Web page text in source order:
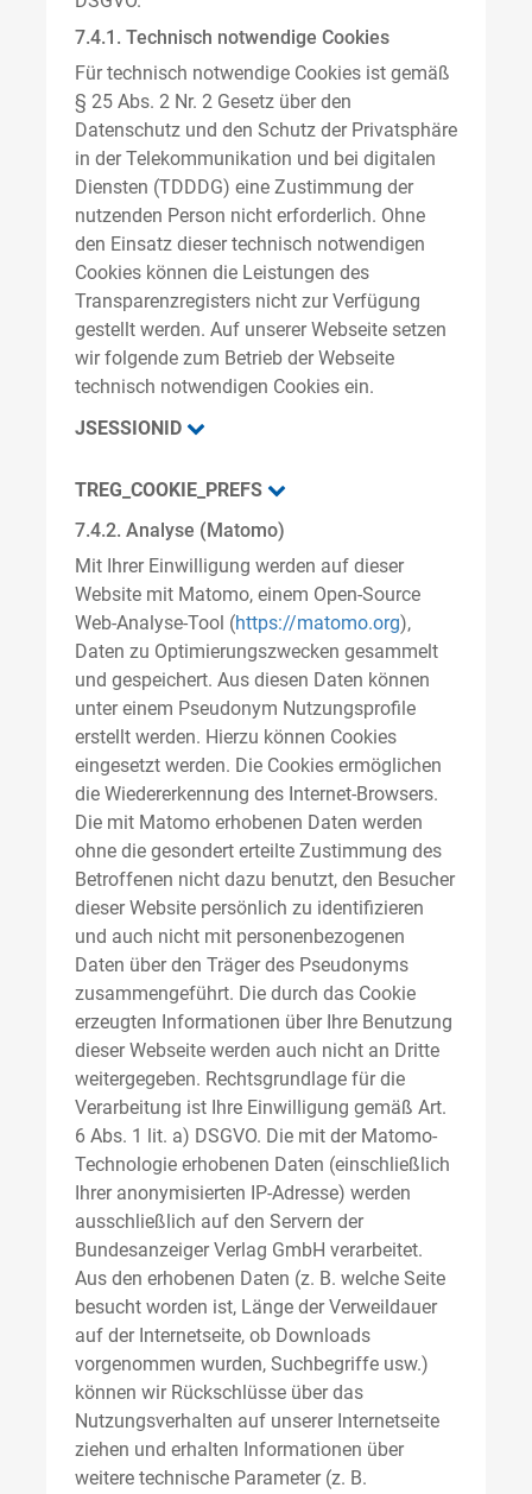
7.4.1. Technisch notwendige Cookies
Für technisch notwendige Cookies ist gemäß
§ 25 Abs. 2 Nr. 2 Gesetz über den
Datenschutz und den Schutz der Privatsphäre
in der Telekommunikation und bei digitalen
Diensten (TDDDG) eine Zustimmung der
nutzenden Person nicht erforderlich. Ohne
den Einsatz dieser technisch notwendigen
Cookies können die Leistungen des
Transparenzregisters nicht zur Verfügung
gestellt werden. Auf unserer Webseite setzen
wir folgende zum Betrieb der Webseite
technisch notwendigen Cookies ein.
JSESSIONID
TREG_COOKIE_PREFS
7.4.2. Analyse (Matomo)
Mit Ihrer Einwilligung werden auf dieser
Website mit Matomo, einem Open-Source
Web-Analyse-Tool (https://matomo.org),
Daten zu Optimierungszwecken gesammelt
und gespeichert. Aus diesen Daten können
unter einem Pseudonym Nutzungsprofile
erstellt werden. Hierzu können Cookies
eingesetzt werden. Die Cookies ermöglichen
die Wiedererkennung des Internet-Browsers.
Die mit Matomo erhobenen Daten werden
ohne die gesondert erteilte Zustimmung des
Betroffenen nicht dazu benutzt, den Besucher
dieser Website persönlich zu identifizieren
und auch nicht mit personenbezogenen
Daten über den Träger des Pseudonyms
zusammengeführt. Die durch das Cookie
erzeugten Informationen über Ihre Benutzung
dieser Webseite werden auch nicht an Dritte
weitergegeben. Rechtsgrundlage für die
Verarbeitung ist Ihre Einwilligung gemäß Art.
6 Abs. 1 lit. a) DSGVO. Die mit der Matomo-
Technologie erhobenen Daten (einschließlich
Ihrer anonymisierten IP-Adresse) werden
ausschließlich auf den Servern der
Bundesanzeiger Verlag GmbH verarbeitet.
Aus den erhobenen Daten (z. B. welche Seite
besucht worden ist, Länge der Verweildauer
auf der Internetseite, ob Downloads
vorgenommen wurden, Suchbegriffe usw.)
können wir Rückschlüsse über das
Nutzungsverhalten auf unserer Internetseite
ziehen und erhalten Informationen über
weitere technische Parameter (z. B.